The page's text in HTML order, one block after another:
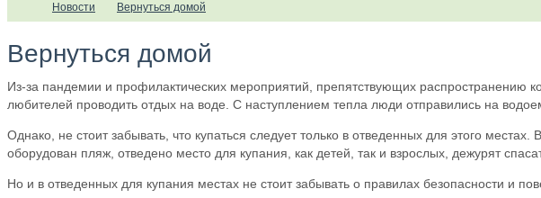
Новости Вернуться домой
Вернуться домой
Из-за пандемии и профилактических мероприятий, препятствующих распространению
любителей проводить отдых на воде. С наступлением тепла люди отправились на
Однако, не стоит забывать, что купаться следует только в отведенных для этого
оборудован пляж, отведено место для купания, как детей, так и взрослых, дежурят
Но и в отведенных для купания местах не стоит забывать о правилах безопасности и